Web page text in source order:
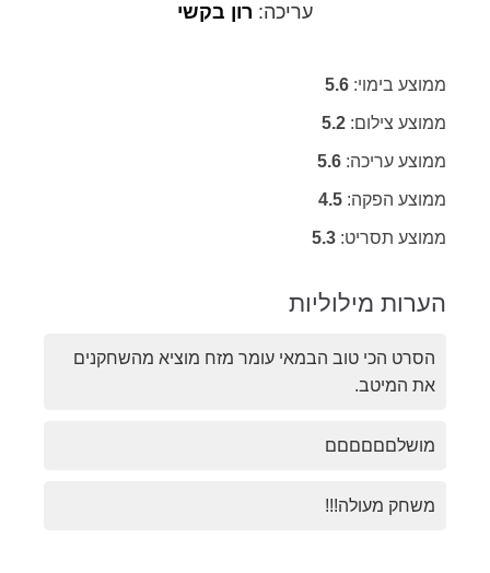
עריכה: רון בקשי
ממוצע בימוי: 5.6
ממוצע צילום: 5.2
ממוצע עריכה: 5.6
ממוצע הפקה: 4.5
ממוצע תסריט: 5.3
הערות מילוליות
הסרט הכי טוב הבמאי עומר מזח מוציא מהשחקנים
את המיטב.
מושלםםםםםם
משחק מעולה!!!